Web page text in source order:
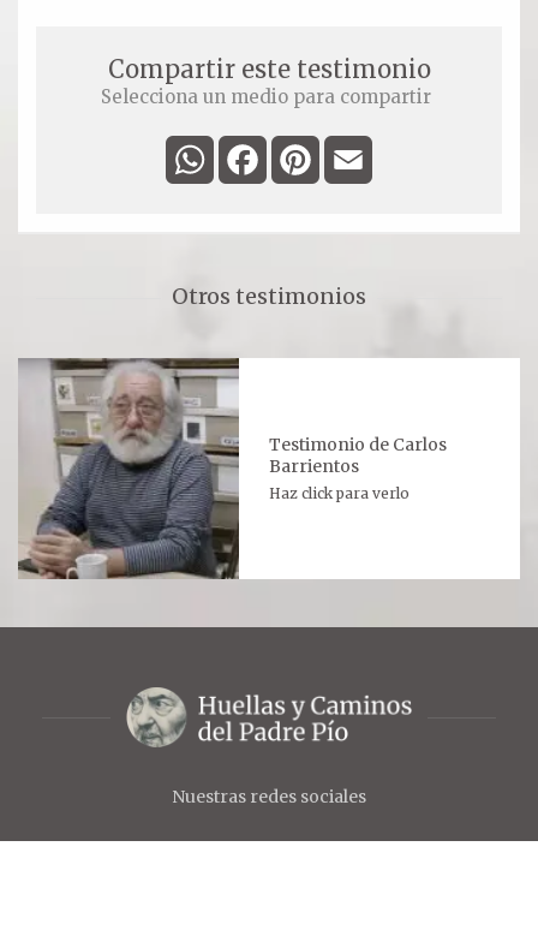
Compartir este testimonio
Selecciona un medio para compartir
WhatsAppFacebookPinterest
Otros testimonios
Testimonio de Carlos
Barrientos
Haz click para verlo
Nuestras redes sociales